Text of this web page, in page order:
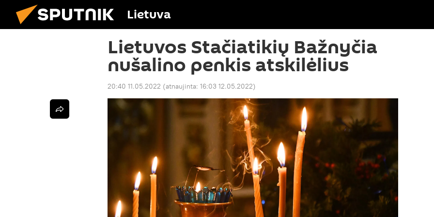
Lietuva
Lietuvos Stačiatikių Bažnyčia
nušalino penkis atskilėlius
20:40 11.05.2022 (atnaujinta: 16:03 12.05.2022)